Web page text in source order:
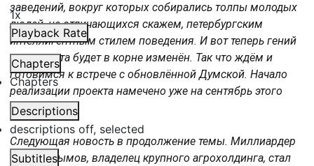
1x
Playback Rate
Chapters
Chapters
Descriptions
descriptions off, selected
Subtitles
заведений, вокруг которых собирались толпы молодых
людей, не отличающихся скажем, петербургским
интеллигентным стилем поведения. И вот теперь гений
этого места будет в корне изменён. Так что ждём и
готовимся к встрече с обновлённой Думской. Начало
реализации проекта намечено уже на сентябрь этого
года.
Следующая новость в продолжение темы. Миллиардер
Талех Гасымов, владелец крупного агрохолдинга, стал